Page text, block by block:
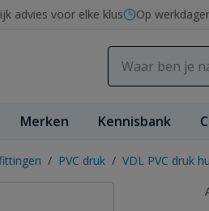
advies voor elke klus Op
Merken Kennisbank
/ PVC druk / VDL PVC druk